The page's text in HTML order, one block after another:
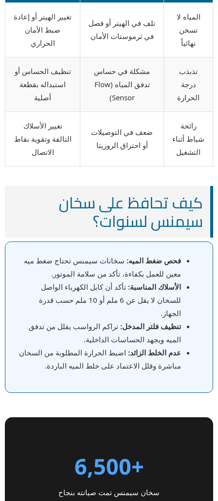
المياه لا
تسخن
نهائياً
تلف في الهيتر أو فصل
في ثرموستات الأمان
تغيير الهيتر أو إعادة
ضبط الأمان
الحراري
تذبذب
درجة
الحرارة
مشكلة في حساس
تدفق المياه (Flow
Sensor)
تنظيف الحساس أو
استبداله بقطعة
أصلية
رائحة
شياط أثناء
التشغيل
ضعف في التوصيلات
أو احتراق الروزيتا
تغيير الأسلاك
التالفة وتقوية نقاط
الاتصال
كيف تحافظ على سخان
سيمنس لسنوات؟
فحص ضغط الميه: سخانات سيمنس تحتاج ضغط ميه
معين للعمل بكفاءة، تأكد من سلامة الموتور.
الأسلاك المناسبة: تأكد أن كابل الكهرباء الواصل
للسخان لا يقل عن 6 ملم أو 10 ملم حسب قدرة
الجهاز.
تنظيف فلتر المدخل: تراكم الرواسب يقلل من تدفق
الميه ويجهد الحساسات الداخلية.
عدم الخلط الزائد: اضبط الحرارة المطلوبة من السخان
مباشرة وقلل الاعتماد على خلط الميه الباردة.
+6,500
سخان سيمنس تمت صيانته بنجاح